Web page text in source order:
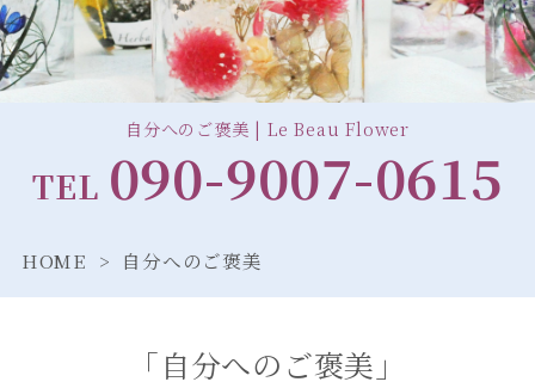
自分へのご褒美 | Le Beau Flower
TEL 090-9007-0615
HOME 自分へのご褒美
「自分へのご褒美」